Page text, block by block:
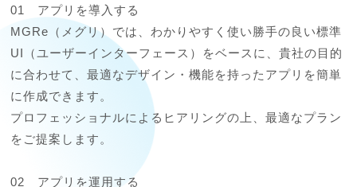
01　アプリを導入する
MGRe（メグリ）では、わかりやすく使い勝手の良い標準
UI（ユーザーインターフェース）をベースに、貴社の目的
に合わせて、最適なデザイン・機能を持ったアプリを簡単
に作成できます。
プロフェッショナルによるヒアリングの上、最適なプラン
をご提案します。
02　アプリを運用する